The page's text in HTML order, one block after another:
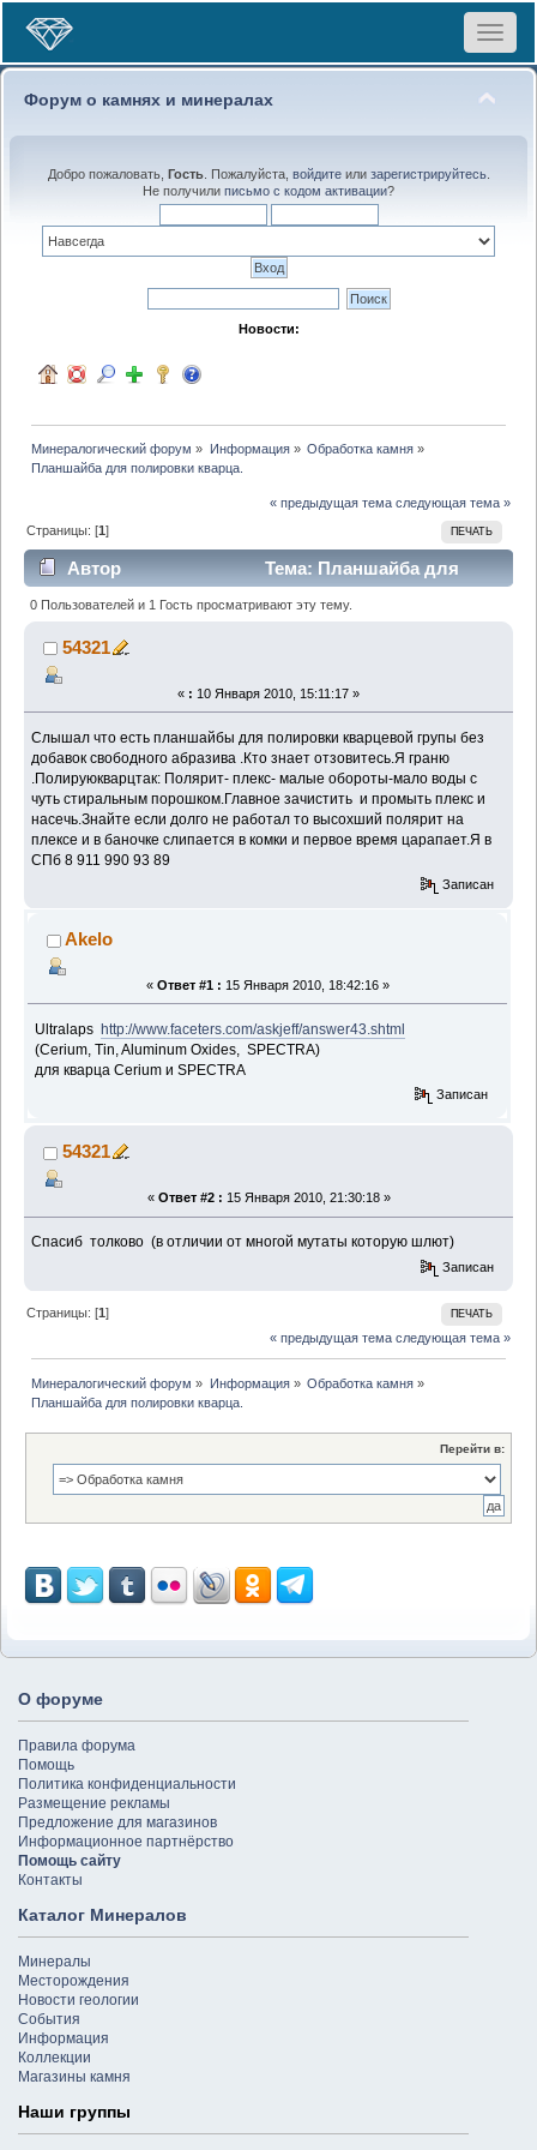
Toggle
Форум о камнях и минералах
Добро пожаловать, Гость. Пожалуйста, войдитеили зарегистрируйтесь.
Не получили письмо с кодом активации?
Новости:
Минералогический форум » Информация» Обработка камня»
Планшайба для полировки кварца.
« предыдущая тема следующая тема »
ПЕЧАТЬ
Страницы: [1]
Автор
Тема: Планшайба для
полировки кварца. (Прочитано 5124 раз)
0 Пользователей и 1 Гость просматривают эту тему.
54321
« : 10 Января 2010, 15:11:17 »
Слышал что есть планшайбы для полировки кварцевой групы без
добавок свободного абразива .Кто знает отзовитесь.Я граню
.Полируюкварцтак: Полярит- плекс- малые обороты-мало воды с
чуть стиральным порошком.Главное зачистить и промыть плекс и
насечь.Знайте если долго не работал то высохший полярит на
плексе и в баночке слипается в комки и первое время царапает.Я в
СПб 8 911 990 93 89
Записан
Akelo
« Ответ #1 : 15 Января 2010, 18:42:16 »
Ultralaps http://www.faceters.com/askjeff/answer43.shtml
(Cerium, Tin, Aluminum Oxides, SPECTRA)
для кварца Cerium и SPECTRA
Записан
54321
« Ответ #2 : 15 Января 2010, 21:30:18 »
Спасиб толково (в отличии от многой мутаты которую шлют)
Записан
ПЕЧАТЬ
Страницы: [1]
« предыдущая тема следующая тема »
Минералогический форум » Информация» Обработка камня»
Планшайба для полировки кварца.
Перейти в:
О форуме
Правила форума
Помощь
Политика конфиденциальности
Размещение рекламы
Предложение для магазинов
Информационное партнёрство
Помощь сайту
Контакты
Каталог Минералов
Минералы
Месторождения
Новости геологии
События
Информация
Коллекции
Магазины камня
Наши группы